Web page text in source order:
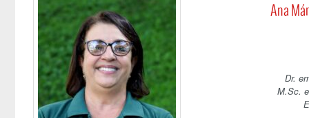
Ana
Dr.
M.Sc.